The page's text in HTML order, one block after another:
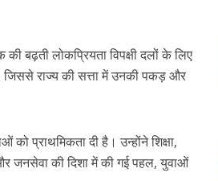
बढ़ती लोकप्रियता विपक्षी दलों के लिए
जिससे राज्य की सत्ता में उनकी पकड़ और
प्राथमिकता दी है। उन्होंने शिक्षा,
जनसेवा की दिशा में की गई पहल, युवाओं